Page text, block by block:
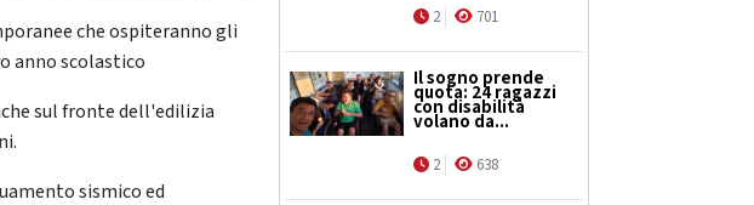
che ospiteranno gli
anno scolastico
sul fronte dell'edilizia
sismico ed
2 701
Il sogno prende
quota: 24 ragazzi
con disabilità
volano da...
2 638